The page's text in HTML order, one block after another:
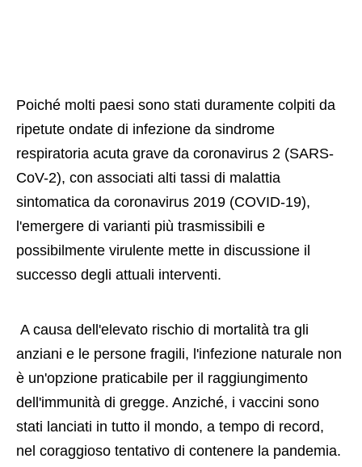
Poiché molti paesi sono stati duramente colpiti da
ripetute ondate di infezione da sindrome
respiratoria acuta grave da coronavirus 2 (SARS-
CoV-2), con associati alti tassi di malattia
sintomatica da coronavirus 2019 (COVID-19),
l'emergere di varianti più trasmissibili e
possibilmente virulente mette in discussione il
successo degli attuali interventi.
anziani e le persone fragili, l'infezione naturale non
è un'opzione praticabile per il raggiungimento
dell'immunità di gregge. Anziché, i vaccini sono
stati lanciati in tutto il mondo, a tempo di record,
nel coraggioso tentativo di contenere la pandemia.